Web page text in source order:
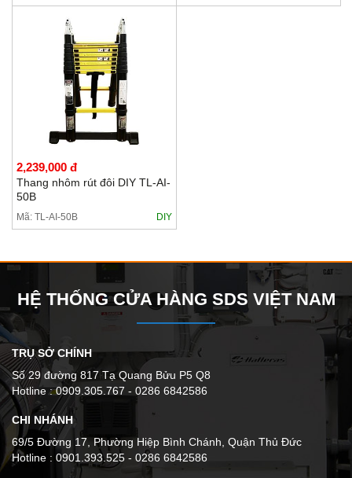
2,239,000 đ
Thang nhôm rút đôi DIY TL-AI-
50B
Mã: TL-AI-50B DIY
HỆ THỐNG CỬA HÀNG SDS VIỆT NAM
TRỤ SỞ CHÍNH
Số 29 đường 817 Tạ Quang Bửu P5 Q8
Hotline : 0909.305.767 - 0286 6842586
CHI NHÁNH
69/5 Đường 17, Phường Hiệp Bình Chánh, Quận Thủ Đức
Hotline : 0901.393.525 - 0286 6842586